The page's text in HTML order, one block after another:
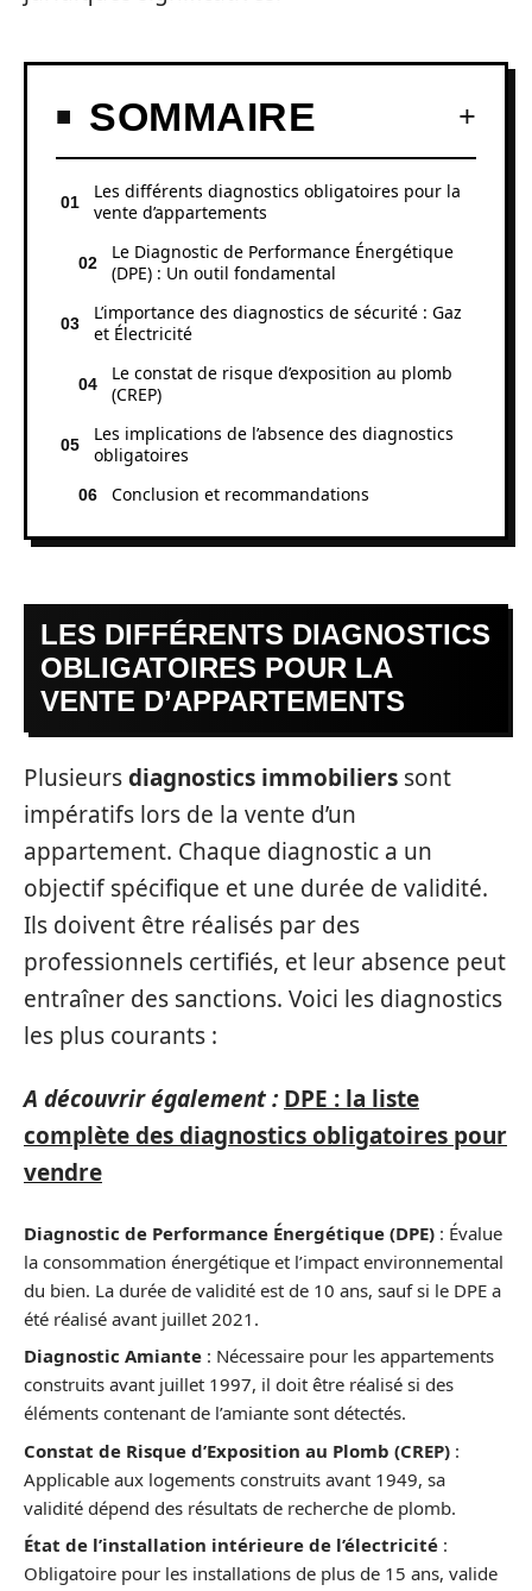
SOMMAIRE
Les différents diagnostics obligatoires pour la
vente d’appartements
Le Diagnostic de Performance Énergétique
(DPE) : Un outil fondamental
L’importance des diagnostics de sécurité : Gaz
et Électricité
Le constat de risque d’exposition au plomb
(CREP)
Les implications de l’absence des diagnostics
obligatoires
Conclusion et recommandations
LES DIFFÉRENTS DIAGNOSTICS
OBLIGATOIRES POUR LA
VENTE D’APPARTEMENTS
Plusieursdiagnostics immobiliers sont
impératifs lors de la vente d’un
appartement. Chaque diagnostic a un
objectif spécifique et une durée de validité.
Ils doivent être réalisés par des
professionnels certifiés, et leur absence peut
entraîner des sanctions. Voici les diagnostics
les plus courants :
A découvrir également : DPE : la liste
complète des diagnostics obligatoires pour
vendre
Diagnostic de Performance Énergétique (DPE) : Évalue
la consommation énergétique et l’impact environnemental
du bien. La durée de validité est de 10 ans, sauf si le DPE a
été réalisé avant juillet 2021.
Diagnostic Amiante : Nécessaire pour les appartements
construits avant juillet 1997, il doit être réalisé si des
éléments contenant de l’amiante sont détectés.
Constat de Risque d’Exposition au Plomb (CREP) :
Applicable aux logements construits avant 1949, sa
validité dépend des résultats de recherche de plomb.
État de l’installation intérieure de l’électricité :
Obligatoire pour les installations de plus de 15 ans, valide